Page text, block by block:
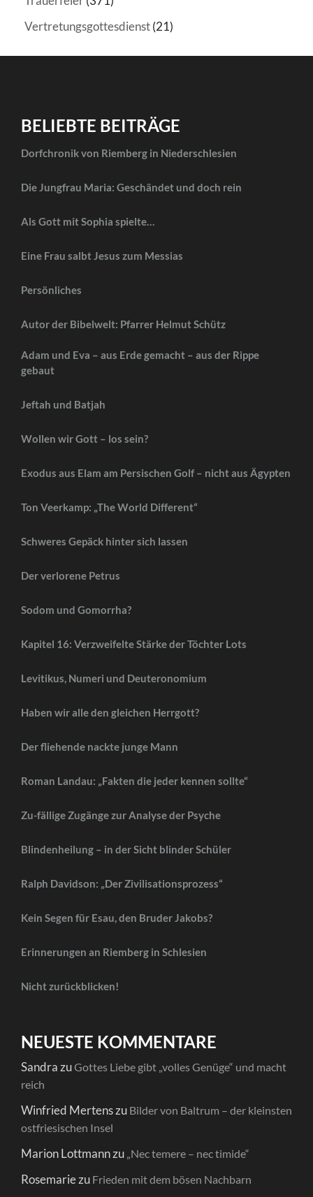
Vertretungsgottesdienst(21)
BELIEBTE BEITRÄGE
Dorfchronik von Riemberg in Niederschlesien
Die Jungfrau Maria: Geschändet und doch rein
Als Gott mit Sophia spielte…
Eine Frau salbt Jesus zum Messias
Persönliches
Autor der Bibelwelt: Pfarrer Helmut Schütz
Adam und Eva – aus Erde gemacht – aus der Rippe
gebaut
Jeftah und Batjah
Wollen wir Gott – los sein?
Exodus aus Elam am Persischen Golf – nicht aus Ägypten
Ton Veerkamp: „The World Different“
Schweres Gepäck hinter sich lassen
Der verlorene Petrus
Sodom und Gomorrha?
Kapitel 16: Verzweifelte Stärke der Töchter Lots
Levitikus, Numeri und Deuteronomium
Haben wir alle den gleichen Herrgott?
Der fliehende nackte junge Mann
Roman Landau: „Fakten die jeder kennen sollte“
Zu-fällige Zugänge zur Analyse der Psyche
Blindenheilung – in der Sicht blinder Schüler
Ralph Davidson: „Der Zivilisationsprozess“
Kein Segen für Esau, den Bruder Jakobs?
Erinnerungen an Riemberg in Schlesien
Nicht zurückblicken!
NEUESTE KOMMENTARE
SandrazuGottes Liebe gibt „volles Genüge“ und macht
reich
Winfried Mertenszu Bilder von Baltrum – der kleinsten
ostfriesischen Insel
Marion Lottmannzu „Nec temere – nec timide“
Rosemariezu Frieden mit dem bösen Nachbarn